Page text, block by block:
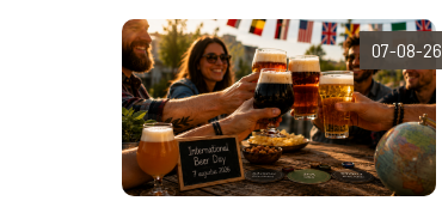
07-08-26